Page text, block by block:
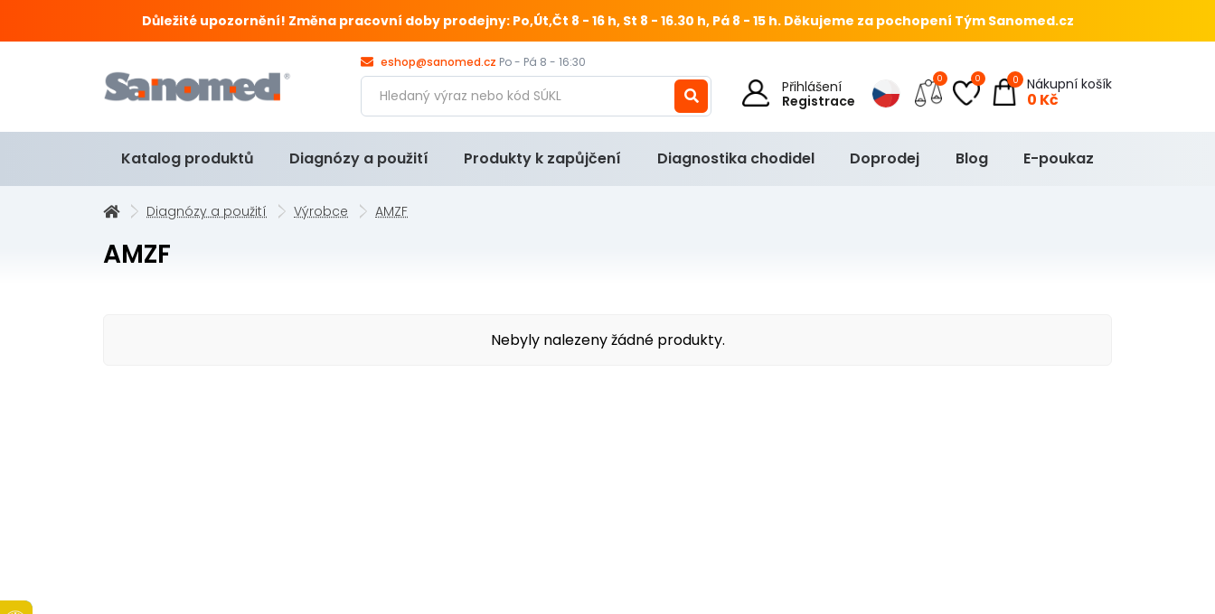
Důležité upozornění! Změna pracovní doby prodejny: Po,Út,Čt 8 - 16 h, St 8 - 16.30 h, Pá 8 - 15 h. Děkujeme za pochopení Tým Sanomed.cz
eshop@sanomed.cz Po - Pá 8 - 16:30
Přihlášení
Registrace
0 0 Nákupní košík
0 Kč
0
Katalog produktů Diagnózy a použití Produkty k zapůjčení Diagnostika chodidel Doprodej Blog E-poukaz
Diagnózy a použití Výrobce AMZF
AMZF
Nebyly nalezeny žádné produkty.